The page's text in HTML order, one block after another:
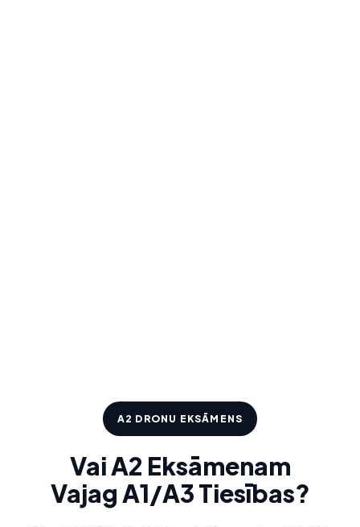
A2 DRONU EKSĀMENS
Vai A2 Eksāmenam
Vajag A1/A3 Tiesības?